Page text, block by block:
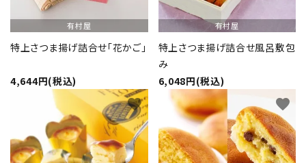
有村屋
特上さつま揚げ詰合せ「花かご」
4,644円(税込)
有村屋
特上さつま揚げ詰合せ風呂敷包
み
6,048円(税込)
favorite favorite